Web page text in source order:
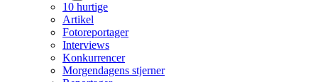
10 hurtige
Artikel
Fotoreportager
Interviews
Konkurrencer
Morgendagens stjerner